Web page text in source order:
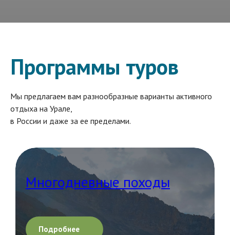
Программы туров
Мы предлагаем вам разнообразные варианты активного
отдыха на Урале,
в России и даже за ее пределами.
Многодневные походы
Подробнее